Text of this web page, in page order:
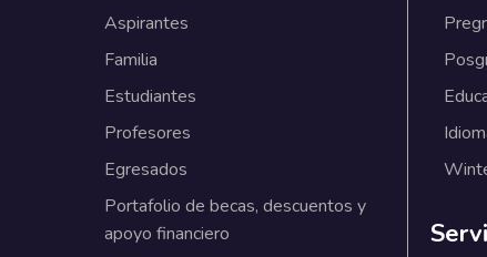
Aspirantes
Familia
Estudiantes
Profesores
Egresados
Portafolio de becas, descuentos y
apoyo financiero